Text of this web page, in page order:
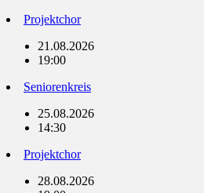
Projektchor
21.08.2026
19:00
Seniorenkreis
25.08.2026
14:30
Projektchor
28.08.2026